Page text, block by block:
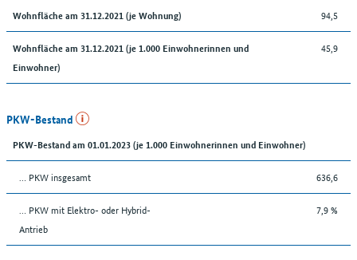
Wohnfläche am 31.12.2021 (je Wohnung) 94,5
Wohnfläche am 31.12.2021 (je 1.000 Einwohnerinnen und
Einwohner)
45,9
PKW-Bestand
PKW-Bestand am 01.01.2023 (je 1.000 Einwohnerinnen und Einwohner)
… PKW insgesamt 636,6
… PKW mit Elektro- oder Hybrid-
Antrieb
7,9 %